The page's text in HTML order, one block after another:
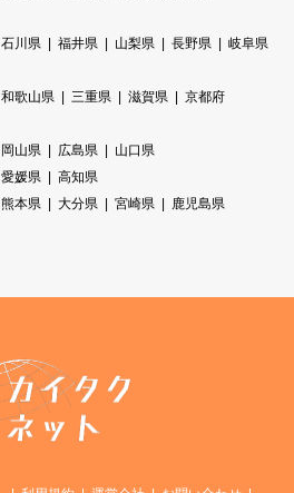
石川県 福井県 山梨県 長野県
岐阜県
和歌山県 三重県 滋賀県
京都府
岡山県 広島県
山口県
愛媛県
高知県
熊本県 大分県 宮崎県
鹿児島県